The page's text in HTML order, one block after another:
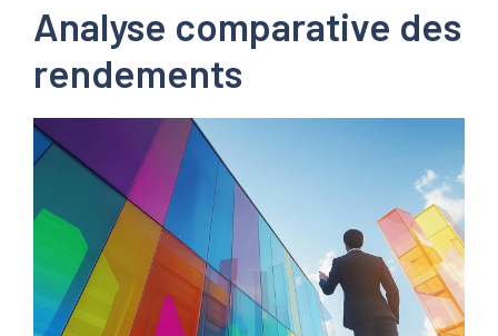
Analyse comparative des
rendements